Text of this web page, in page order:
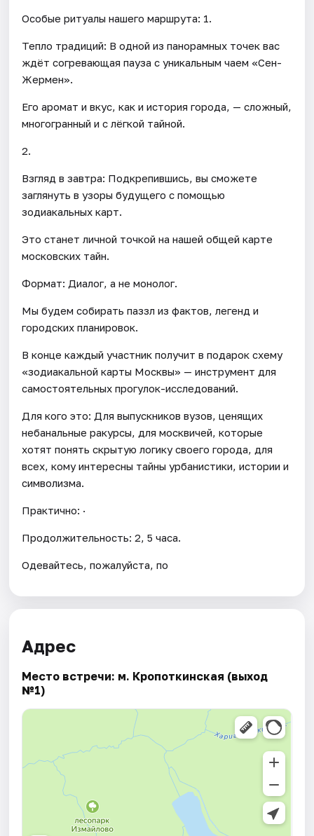
Особые ритуалы нашего маршрута: 1.
Тепло традиций: В одной из панорамных точек вас
ждёт согревающая пауза с уникальным чаем «Сен-
Жермен».
Его аромат и вкус, как и история города, — сложный,
многогранный и с лёгкой тайной.
2.
Взгляд в завтра: Подкрепившись, вы сможете
заглянуть в узоры будущего с помощью
зодиакальных карт.
Это станет личной точкой на нашей общей карте
московских тайн.
Формат: Диалог, а не монолог.
Мы будем собирать паззл из фактов, легенд и
городских планировок.
В конце каждый участник получит в подарок схему
«зодиакальной карты Москвы» — инструмент для
самостоятельных прогулок-исследований.
Для кого это: Для выпускников вузов, ценящих
небанальные ракурсы, для москвичей, которые
хотят понять скрытую логику своего города, для
всех, кому интересны тайны урбанистики, истории и
символизма.
Практично: ·
Продолжительность: 2, 5 часа.
Одевайтесь, пожалуйста, по
Адрес
Место встречи: м. Кропоткинская (выход
№1)